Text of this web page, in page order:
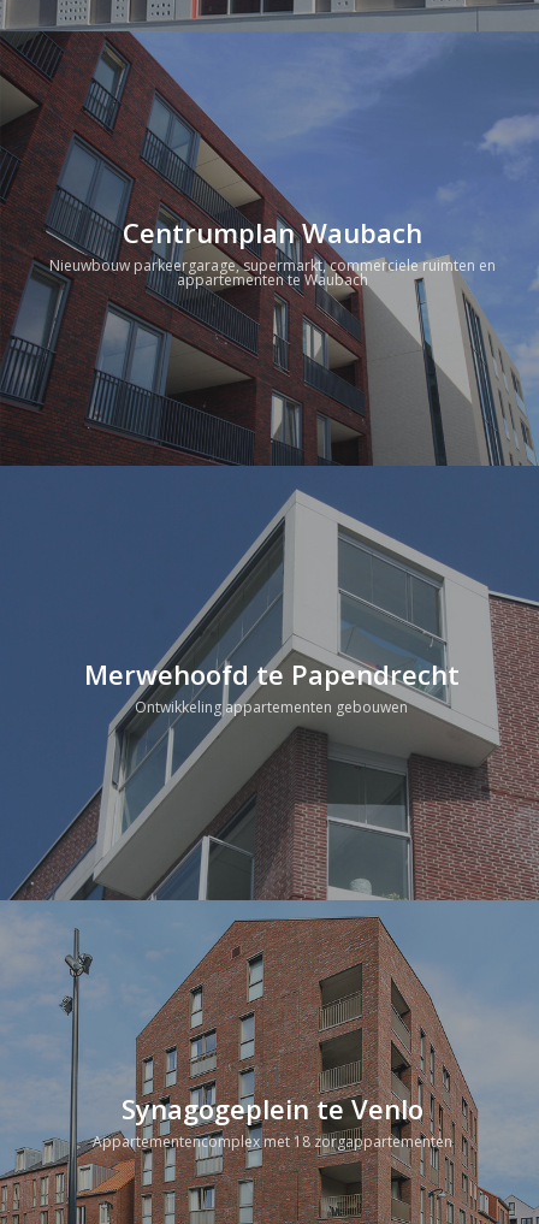
Centrumplan Waubach
Nieuwbouw parkeergarage, supermarkt, commerciele ruimten en
appartementen te Waubach
Merwehoofd te Papendrecht
Ontwikkeling appartementen gebouwen
Synagogeplein te Venlo
Appartementencomplex met 18 zorgappartementen